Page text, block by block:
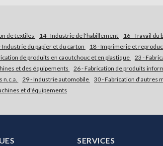
de textiles 14 - Industrie de l'habillement
16 - Travail du
Industrie du papier et du carton
18 - Imprimerie et
de produits en caoutchouc et en plastique
23 -
et des équipements
26 - Fabrication de produits
n.c.a. 29 - Industrie automobile
30 - Fabrication d'autres
et d'équipements
SERVICES